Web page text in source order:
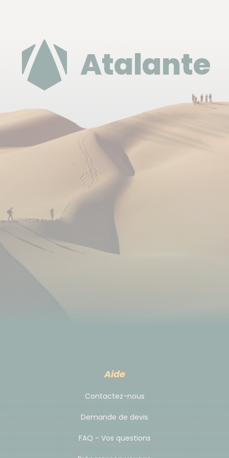
informations ci-dessous vous serons demandées ;
Adresse complète : Parigata Resort : Jl. Danau
Tamblingan No.87, Sanur Kaja, Denpasar Selatan,
Kota Denpasar, Bali 80228, Indonésie.
City : Kota Denpasar
District :Denpasar Selatan
Village : Sanur
: 80228
Immigration Office :Kantor Imigrasi Klas I Khusus
Vous disposez d'électricité dans tous les
hébergements, cependant, les coupures
d’électricité peuvent arriver.
Heure et lieu de rendez-vous
possible de prendre un taxi à l'aéroport pour environ
Atalante
Aide
Contactez-nous
Demande de devis
FAQ - Vos questions